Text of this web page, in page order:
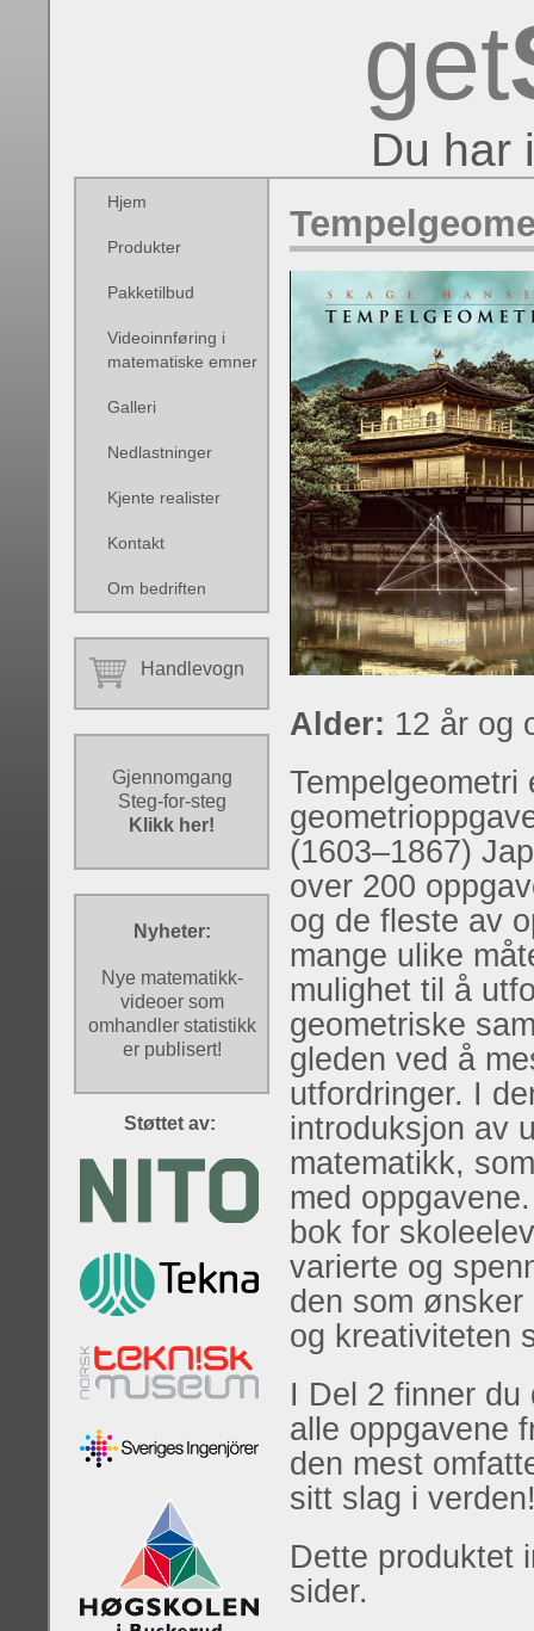
get
Du har
Alder: 12 år og
(1603–1867)
over 200
og de fleste av
mange ulike
mulighet til å
geometriske
gleden ved å
utfordringer. I
introduksjon av
matematikk,
med
bok for
varierte og
den som
og kreativiteten
I Del 2 finner
alle oppgavene
den mest
sitt slag i
Dette produktet
sider.
Hjem
Produkter
Pakketilbud
Videoinnføring i
matematiske emner
Galleri
Nedlastninger
Kjente realister
Kontakt
Om bedriften
Handlevogn
Gjennomgang
Steg-for-steg
Klikk her!
Nyheter:
Nye matematikk-
videoer som
omhandler statistikk
er publisert!
Støttet av: